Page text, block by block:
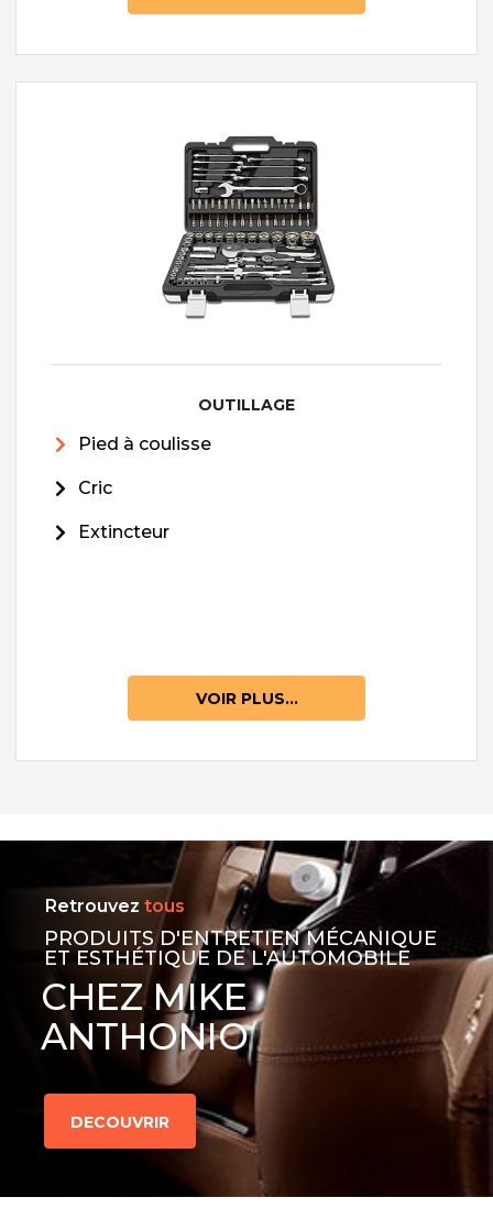
OUTILLAGE
Pied à coulisse
Cric
Extincteur
VOIR PLUS...
Retrouvez tous
PRODUITS D'ENTRETIEN MÉCANIQUE
ET ESTHÉTIQUE DE L'AUTOMOBILE
CHEZ MIKE
ANTHONIO
DECOUVRIR